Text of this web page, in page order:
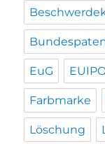
EuG
Farbmarke
Löschung